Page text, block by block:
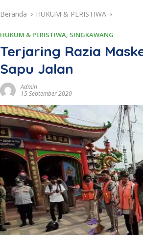
Beranda HUKUM & PERISTIWA
HUKUM & PERISTIWA, SINGKAWANG
Terjaring Razia
Sapu Jalan
Admin
15 September 2020